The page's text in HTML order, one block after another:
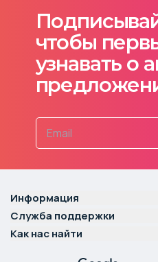
чтобы
узнавать о
Информация
Служба поддержки
Как нас найти